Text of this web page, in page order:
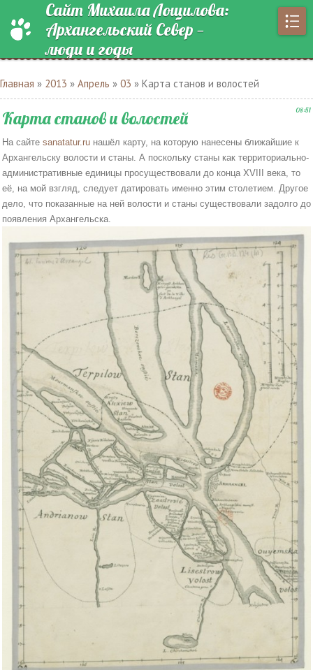
Сайт Михаила Лощилова:
Архангельский Север —
люди и годы
Главная » 2013 » Апрель » 03 » Карта станов и волостей
08:51
Карта станов и волостей
На сайте sanatatur.ru нашёл карту, на которую нанесены ближайшие к
Архангельску волости и станы. А поскольку станы как территориально-
административные единицы просуществовали до конца XVIII века, то
её, на мой взгляд, следует датировать именно этим столетием. Другое
дело, что показанные на ней волости и станы существовали задолго до
появления Архангельска.